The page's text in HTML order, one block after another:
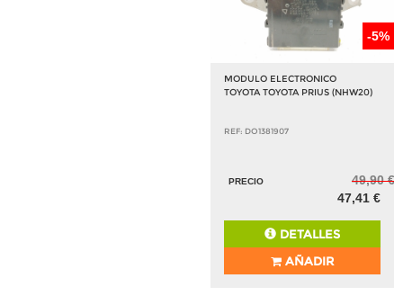
-5%
MODULO ELECTRONICO
TOYOTA TOYOTA PRIUS (NHW20)
REF: DO1381907
PRECIO
49,90 €
47,41 €
DETALLES
AÑADIR